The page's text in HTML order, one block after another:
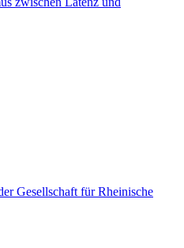
Gesellschaft für Rheinische